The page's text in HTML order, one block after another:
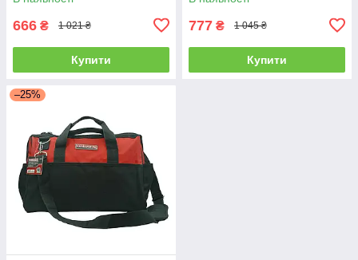
666 ₴ 1 021 ₴
Купити
777 ₴ 1 045 ₴
Купити
–25%